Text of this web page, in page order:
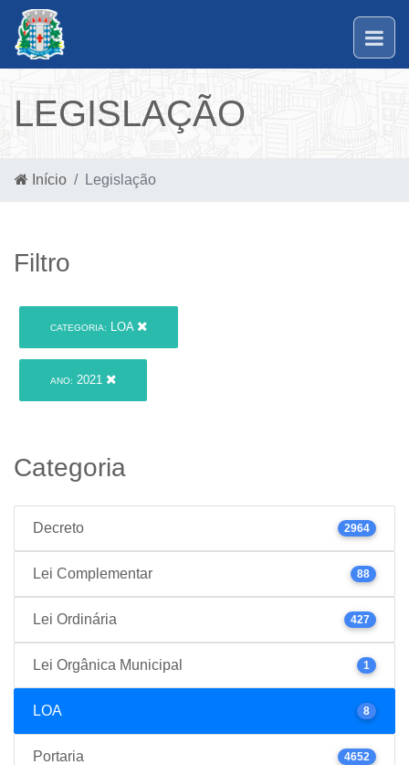
LEGISLAÇÃO
Início Legislação
Filtro
CATEGORIA: LOA
ANO: 2021
Categoria
Decreto 2964
Lei Complementar 88
Lei Ordinária 427
Lei Orgânica Municipal 1
LOA 8
Portaria 4652